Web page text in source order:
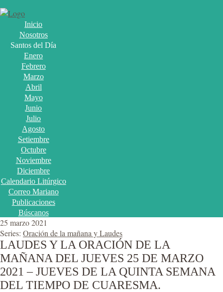
Inicio
Nosotros
Santos del Día
Enero
Febrero
Marzo
Abril
Mayo
Junio
Julio
Agosto
Setiembre
Octubre
Noviembre
Diciembre
Calendario Litúrgico
Correo Mariano
Publicaciones
Búscanos
25 marzo 2021
Series: Oración de la mañana y Laudes
LAUDES Y LA ORACIÓN DE LA
MAÑANA DEL JUEVES 25 DE MARZO
2021 – JUEVES DE LA QUINTA SEMANA
DEL TIEMPO DE CUARESMA.